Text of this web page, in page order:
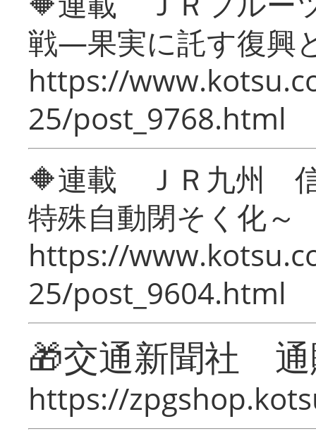
戦―果実に託す復興
https://
25/post_9768.html
🔶連載 ＪＲ九州 信
特殊自動閉そく化～
https://
25/post_9604.html
🎁交通新聞社
https://